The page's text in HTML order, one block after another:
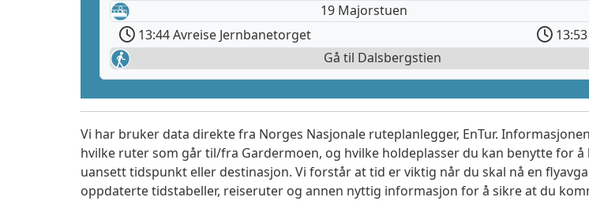
19 Majorstuen
13:44 Avreise Jernbanetorget
Gå til Dalsbergstien
Vi har bruker data direkte fra Norges Nasjonale ruteplanlegger, EnTur.
hvilke ruter som går til/fra Gardermoen, og hvilke holdeplasser du kan benytte for
uansett tidspunkt eller destinasjon. Vi forstår at tid er viktig når du skal nå en
oppdaterte tidstabeller, reiseruter og annen nyttig informasjon for å sikre at du